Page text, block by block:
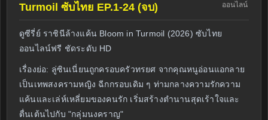
Turmoil ซับไทย EP.1-24 (จบ)
ออนไลน์
ดูซีรี่ย์ ราชินีล้างแค้น Bloom in Turmoil (2026) ซับไทย
ออนไลน์ฟรี ชัดระดับ HD
เรื่องย่อ: ลู่ซินเนี่ยนถูกครอบครัวทรยศ จากคุณหนูอ่อนแอกลาย
เป็นเทพสงครามหญิง ฉีกกรอบเดิม ๆ ท่ามกลางความรักความ
แค้นและเล่ห์เหลี่ยมของคนรัก เริ่มสร้างตำนานสุดเร้าใจและ
ตื่นเต้นไปกับ "กลุ่มนงคราญ"